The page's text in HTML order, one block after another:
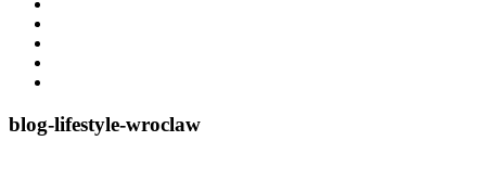
blog-lifestyle-wroclaw